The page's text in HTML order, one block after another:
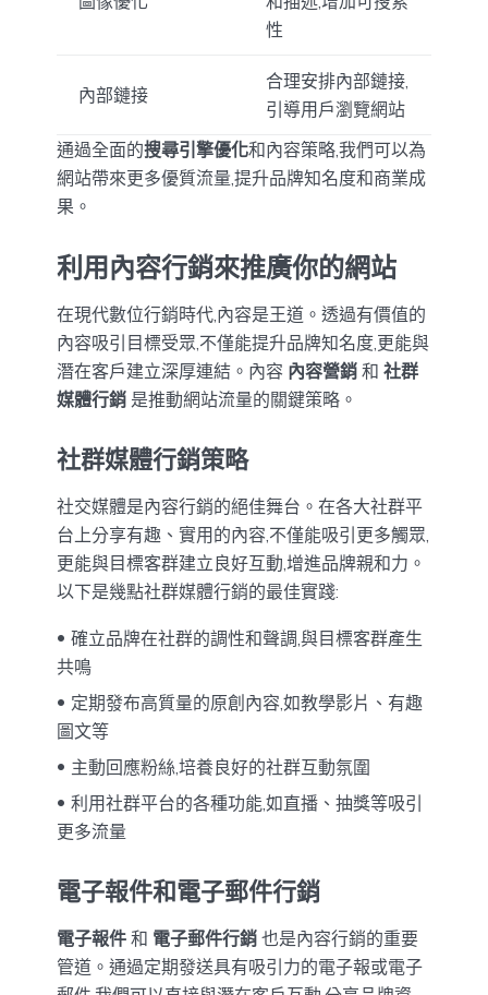
性
內部鏈接
合理安排內部鏈接,
引導用戶瀏覽網站
通過全面的搜尋引擎優化和內容策略,我們可以為
網站帶來更多優質流量,提升品牌知名度和商業成
果。
利用內容行銷來推廣你的網站
在現代數位行銷時代,內容是王道。透過有價值的
內容吸引目標受眾,不僅能提升品牌知名度,更能與
潛在客戶建立深厚連結。內容 內容營銷 和 社群
媒體行銷 是推動網站流量的關鍵策略。
社群媒體行銷策略
社交媒體是內容行銷的絕佳舞台。在各大社群平
台上分享有趣、實用的內容,不僅能吸引更多觸眾,
更能與目標客群建立良好互動,增進品牌親和力。
以下是幾點社群媒體行銷的最佳實踐:
確立品牌在社群的調性和聲調,與目標客群產生
共鳴
定期發布高質量的原創內容,如教學影片、有趣
圖文等
主動回應粉絲,培養良好的社群互動氛圍
利用社群平台的各種功能,如直播、抽獎等吸引
更多流量
電子報件和電子郵件行銷
電子報件 和 電子郵件行銷 也是內容行銷的重要
管道。通過定期發送具有吸引力的電子報或電子